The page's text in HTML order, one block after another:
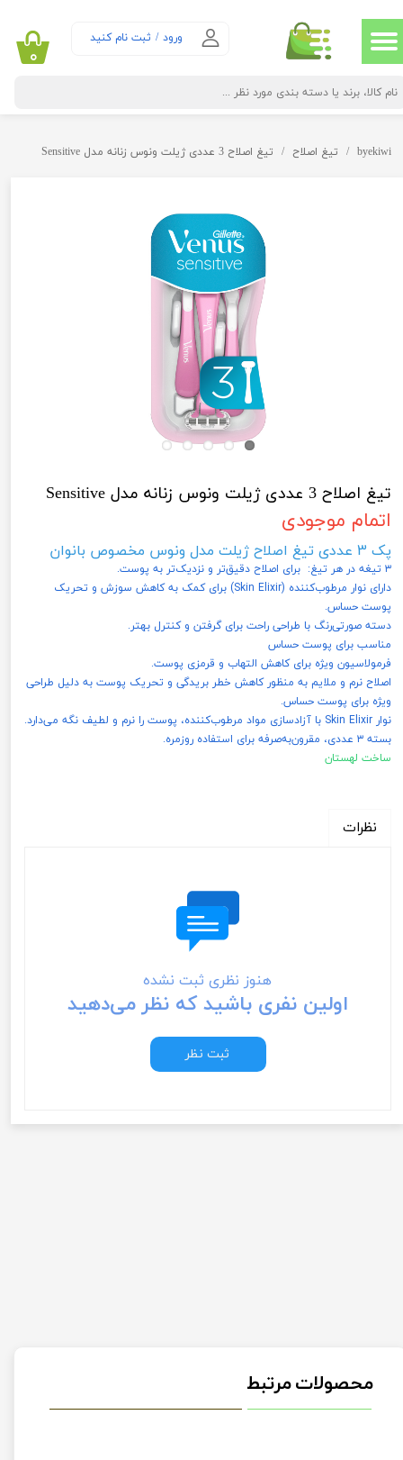
ورود / ثبت نام کنید
حساب کاربری من
خروج از حساب کاربری
۰
byekiwi تیغ اصلاح تیغ اصلاح 3 عددی ژیلت ونوس زنانه مدل Sensitive
تیغ اصلاح 3 عددی ژیلت ونوس زنانه مدل Sensitive
اتمام موجودی
پک 3 عددی تیغ اصلاح ژیلت مدل ونوس مخصوص بانوان
۳ تیغه در هر تیغ: برای اصلاح دقیق‌تر و نزدیک‌تر به پوست.
دارای نوار مرطوب‌کننده (Skin Elixir) برای کمک به کاهش سوزش و تحریک
پوست حساس.
دسته صورتی‌رنگ با طراحی راحت برای گرفتن و کنترل بهتر.
مناسب برای پوست حساس
فرمولاسیون ویژه برای کاهش التهاب و قرمزی پوست.
اصلاح نرم و ملایم به منظور کاهش خطر بریدگی و تحریک پوست به دلیل طراحی
ویژه برای پوست حساس.
نوار Skin Elixir با آزادسازی مواد مرطوب‌کننده، پوست را نرم و لطیف نگه می‌دارد.
بسته ۳ عددی، مقرون‌به‌صرفه برای استفاده روزمره.
ساخت لهستان
نظرات
هنوز نظری ثبت نشده
اولین نفری باشید که نظر می‌دهید
ثبت نظر
محصولات مرتبط